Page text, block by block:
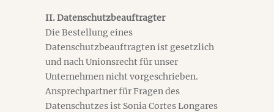
II. Datenschutzbeauftragter
Die Bestellung eines
Datenschutzbeauftragten ist gesetzlich
und nach Unionsrecht für unser
Unternehmen nicht vorgeschrieben.
Ansprechpartner für Fragen des
Datenschutzes ist Sonia Cortes Longares